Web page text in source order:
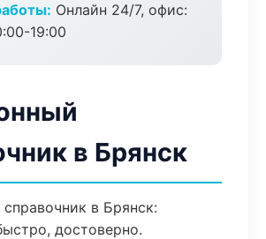
Онлайн 24/7, офис:
19:00
в Брянск
в Брянск:
достоверно.